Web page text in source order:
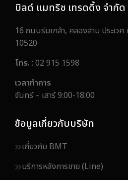
บิลด์ แมทริช เทรดดิ้ง จำกัด
16 ถนนร่มเกล้า, คลองสาม ประเวศ
10520
โทร.: 02 915 1598
เวลาทำการ
จันทร์ – เสาร์ 9:00-18:00
ข้อมูลเกี่ยวกับบริษัท
เกี่ยวกับ BMT
บริการหลังการขาย (Line)